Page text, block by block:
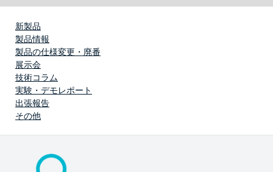
新製品
製品情報
製品の仕様変更・廃番
展示会
技術コラム
実験・デモレポート
出張報告
その他